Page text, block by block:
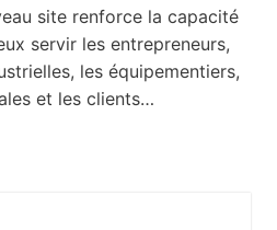
site renforce la capacité
servir les entrepreneurs,
les équipementiers,
et les clients…